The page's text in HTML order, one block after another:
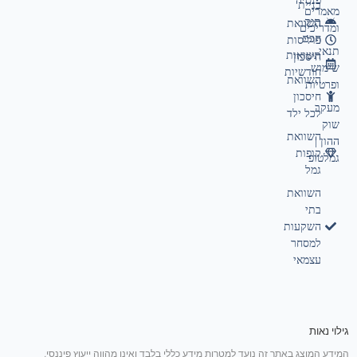
השוואת
פוליסות
חיסכון
השוואת
חיסכון
לכל ילד
השוואת
קופות
גמל
השוואת
בתי
השקעות
למסחר
עצמאי
מאמרים
ומדריכים
תנאי
שימוש
ופרטיות
מעקב
שוק
ההון |
גמלטופ
בניית
תיק
חכם
תשואות
חודשיות
גילוי נאות
המידע המוצג באתר זה נועד למטרות מידע כללי בלבד ואינו מהווה ייעוץ פיננסי,